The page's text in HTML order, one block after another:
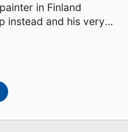
in Finland
instead and his very